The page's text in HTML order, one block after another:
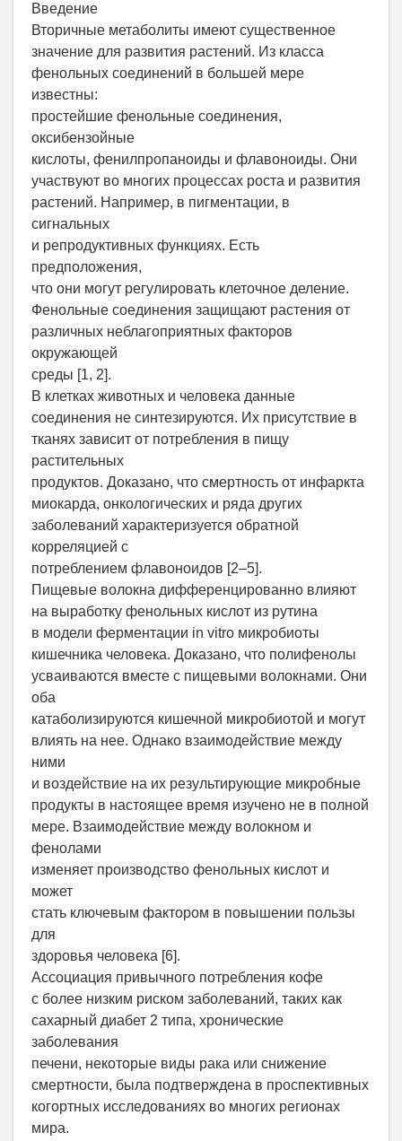
Введение
Вторичные метаболиты имеют существенное
значение для развития растений. Из класса
фенольных соединений в большей мере
известны:
простейшие фенольные соединения,
оксибензойные
кислоты, фенилпропаноиды и флавоноиды. Они
участвуют во многих процессах роста и развития
растений. Например, в пигментации, в
сигнальных
и репродуктивных функциях. Есть
предположения,
что они могут регулировать клеточное деление.
Фенольные соединения защищают растения от
различных неблагоприятных факторов
окружающей
среды [1, 2].
В клетках животных и человека данные
соединения не синтезируются. Их присутствие в
тканях зависит от потребления в пищу
растительных
продуктов. Доказано, что смертность от инфаркта
миокарда, онкологических и ряда других
заболеваний характеризуется обратной
корреляцией с
потреблением флавоноидов [2–5].
Пищевые волокна дифференцированно влияют
на выработку фенольных кислот из рутина
в модели ферментации in vitro микробиоты
кишечника человека. Доказано, что полифенолы
усваиваются вместе с пищевыми волокнами. Они
оба
катаболизируются кишечной микробиотой и могут
влиять на нее. Однако взаимодействие между
ними
и воздействие на их результирующие микробные
продукты в настоящее время изучено не в полной
мере. Взаимодействие между волокном и
фенолами
изменяет производство фенольных кислот и
может
стать ключевым фактором в повышении пользы
для
здоровья человека [6].
Ассоциация привычного потребления кофе
с более низким риском заболеваний, таких как
сахарный диабет 2 типа, хронические
заболевания
печени, некоторые виды рака или снижение
смертности, была подтверждена в проспективных
когортных исследованиях во многих регионах
мира.